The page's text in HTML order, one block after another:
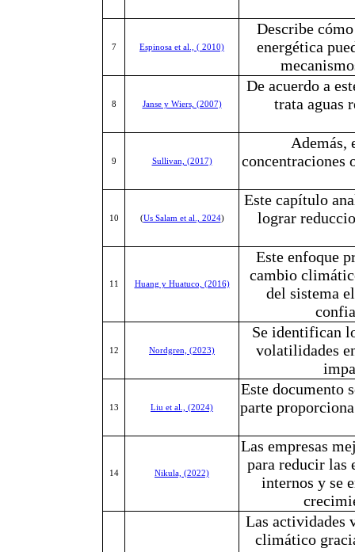
7 Espinosa et al., ( 2010)
Describe
energética
8 Janse y Wiers, (2007)
De acuerdo a
trata aguas
9 Sullivan, (2017)
Además,
concentraciones
10 (Us Salam et al., 2024)
Este capítulo
lograr
11 Huang y Huatuco, (2016)
Este enfoque
cambio
del sistema
12 Nordgren, (2023)
Se identifican
volatilidades
13 Liu et al., (2024)
Este documento
parte
14 Nikula, (2022)
Las empresas
para reducir las
internos y se
Las actividades
climático